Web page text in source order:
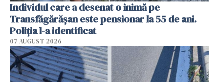
Individul care a desenat o inimă pe
Transfăgărășan este pensionar la 55 de ani.
Poliția l-a identificat
07 AUGUST 2026